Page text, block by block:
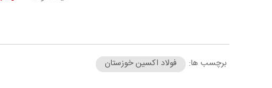
برچسب ها: فولاد اکسین خوزستان